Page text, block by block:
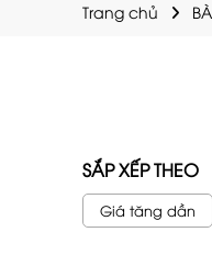
Trang chủ
SẮP XẾP THEO
Giá tăng dần